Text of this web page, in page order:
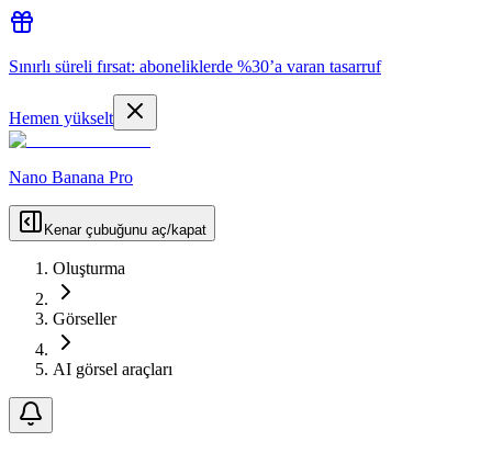
Sınırlı süreli fırsat: aboneliklerde %30’a varan tasarruf
Hemen yükselt
Nano Banana Pro
Kenar çubuğunu aç/kapat
Oluşturma
Görseller
AI görsel araçları